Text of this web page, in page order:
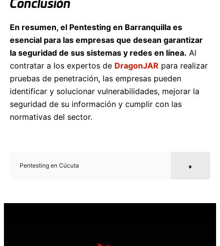
Conclusión
En resumen, el Pentesting en Barranquilla es
esencial para las empresas que desean garantizar
la seguridad de sus sistemas y redes en línea. Al
contratar a los expertos de DragonJAR para realizar
pruebas de penetración, las empresas pueden
identificar y solucionar vulnerabilidades, mejorar la
seguridad de su información y cumplir con las
normativas del sector.
Pentesting en Cúcuta